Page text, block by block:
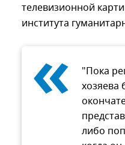
телевизионной
института
«
"Пока
хозяева
либо